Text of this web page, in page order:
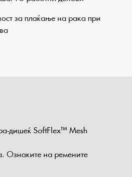
за плаќање на рака при
дишеќ SoftFlex™ Mesh
Ознаките на ремените